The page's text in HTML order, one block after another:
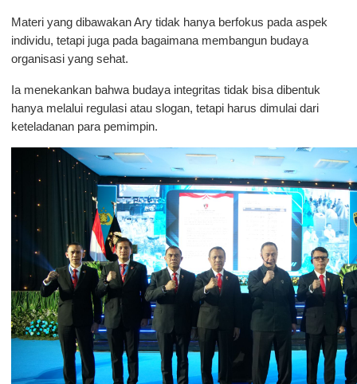
Materi yang dibawakan Ary tidak hanya berfokus pada aspek
individu, tetapi juga pada bagaimana membangun budaya
organisasi yang sehat.
Ia menekankan bahwa budaya integritas tidak bisa dibentuk
hanya melalui regulasi atau slogan, tetapi harus dimulai dari
keteladanan para pemimpin.